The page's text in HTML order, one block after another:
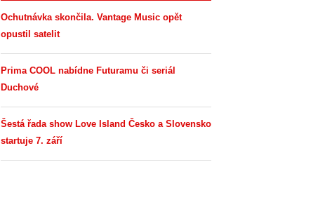
Ochutnávka skončila. Vantage Music opět
opustil satelit
Prima COOL nabídne Futuramu či seriál
Duchové
Šestá řada show Love Island Česko a Slovensko
startuje 7. září